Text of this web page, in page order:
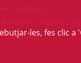
catalanales, fes clic a